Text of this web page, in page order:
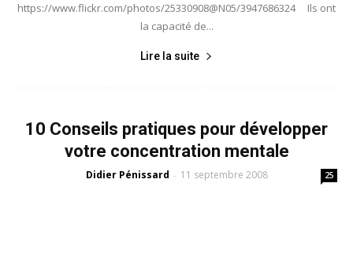
https://www.flickr.com/photos/25330908@N05/3947686324 Ils ont
la capacité de...
Lire la suite
10 Conseils pratiques pour développer
votre concentration mentale
Didier Pénissard - 11 septembre 2008 25